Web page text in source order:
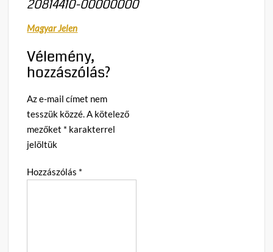
20814410-00000000
Magyar Jelen
Vélemény,
hozzászólás?
Az e-mail címet nem
tesszük közzé.A kötelező
mezőket * karakterrel
jelöltük
Hozzászólás *